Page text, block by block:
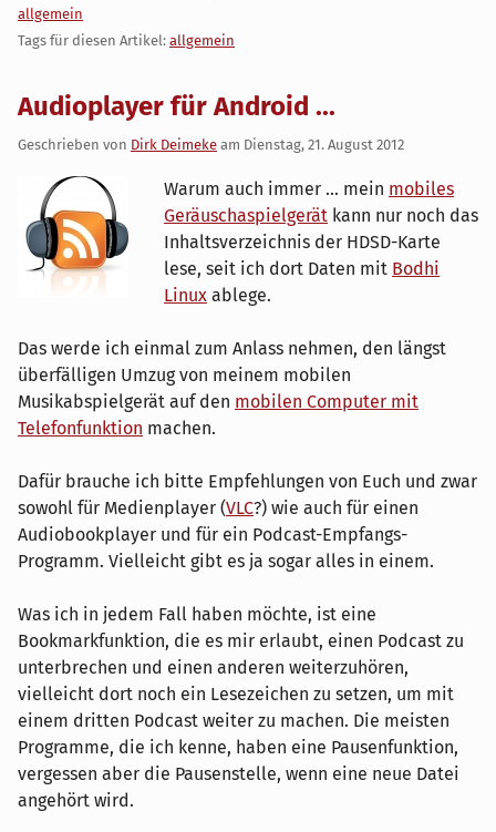
Kategorien:
allgemein
Tags für diesen Artikel: allgemein
Audioplayer für Android ...
Geschrieben von Dirk Deimeke am Dienstag, 21. August 2012
Warum auch immer ... mein mobiles
Geräuschaspielgerät kann nur noch das
Inhaltsverzeichnis der HDSD-Karte
lese, seit ich dort Daten mit Bodhi
Linux ablege.
Das werde ich einmal zum Anlass nehmen, den längst
überfälligen Umzug von meinem mobilen
Musikabspielgerät auf den mobilen Computer mit
Telefonfunktion machen.
Dafür brauche ich bitte Empfehlungen von Euch und zwar
sowohl für Medienplayer (VLC?) wie auch für einen
Audiobookplayer und für ein Podcast-Empfangs-
Programm. Vielleicht gibt es ja sogar alles in einem.
Was ich in jedem Fall haben möchte, ist eine
Bookmarkfunktion, die es mir erlaubt, einen Podcast zu
unterbrechen und einen anderen weiterzuhören,
vielleicht dort noch ein Lesezeichen zu setzen, um mit
einem dritten Podcast weiter zu machen. Die meisten
Programme, die ich kenne, haben eine Pausenfunktion,
vergessen aber die Pausenstelle, wenn eine neue Datei
angehört wird.